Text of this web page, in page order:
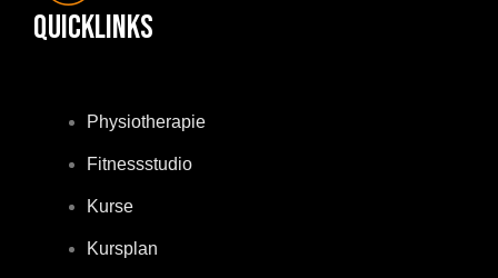
Quicklinks
Physiotherapie
Fitnessstudio
Kurse
Kursplan